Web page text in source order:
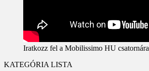
Iratkozz fel a Mobilissimo HU csatornára
KATEGÓRIA LISTA